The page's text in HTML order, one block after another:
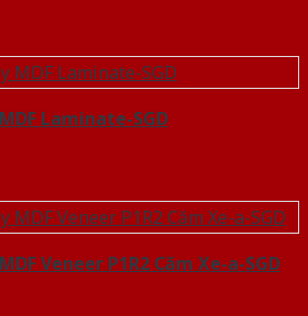
Laminate-SGD
Veneer P1R2 Căm Xe-a-SGD